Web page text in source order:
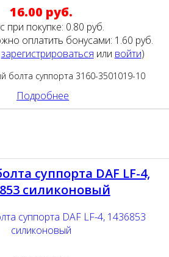
16.00 руб.
при покупке: 0.80 руб.
оплатить бонусами: 1.60 руб.
зарегистрироваться или войти)
болта суппорта 3160-3501019-10
Подробнее
суппорта DAF LF-4,
силиконовый